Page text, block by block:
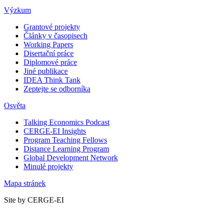
Výzkum
Grantové projekty
Články v časopisech
Working Papers
Disertační práce
Diplomové práce
Jiné publikace
IDEA Think Tank
Zeptejte se odborníka
Osvěta
Talking Economics Podcast
CERGE-EI Insights
Program Teaching Fellows
Distance Learning Program
Global Development Network
Minulé projekty
Mapa stránek
Site by CERGE-EI